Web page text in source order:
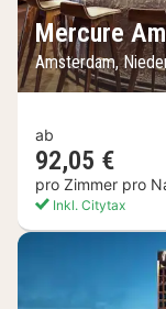
Mercure
Amsterdam,
ab
92,05 €
pro Zimmer pro
Inkl. Citytax